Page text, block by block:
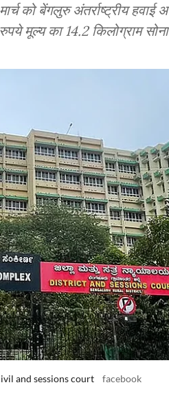
को बेंगलुरु अंतर्राष्ट्रीय हवाई
मूल्य का 14.2 किलोग्राम
and sessions court facebook